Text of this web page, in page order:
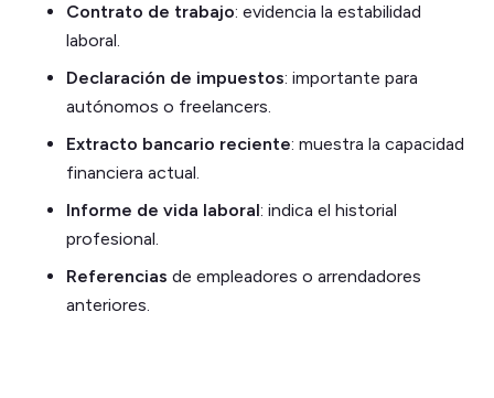
Contrato de trabajo: evidencia la estabilidad
laboral.
Declaración de impuestos: importante para
autónomos o freelancers.
Extracto bancario reciente: muestra la capacidad
financiera actual.
Informe de vida laboral: indica el historial
profesional.
Referencias de empleadores o arrendadores
anteriores.